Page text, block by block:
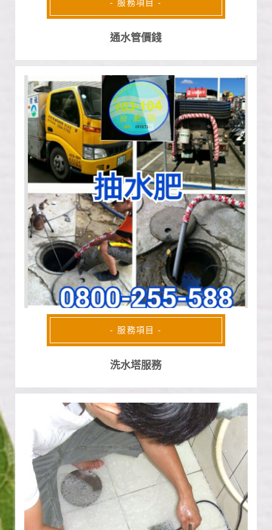
- 服務項目 -
通水管價錢
- 服務項目 -
洗水塔服務